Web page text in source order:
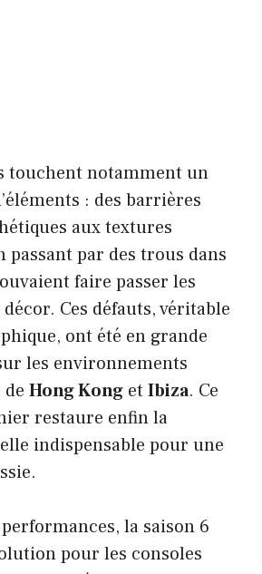
touchent notamment un
: des barrières
aux textures
passant par des trous dans
faire passer les
Ces défauts, véritable
ont été en grande
les environnements
Hong Kong et Ibiza. Ce
restaure enfin la
indispensable pour une
la saison 6
pour les consoles